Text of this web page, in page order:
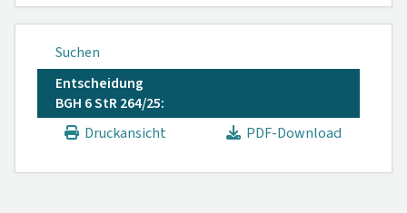
Suchen
Entscheidung
BGH 6 StR 264/25:
Druckansicht
PDF-Download